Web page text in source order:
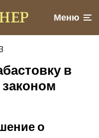
Меню
в
законом
о